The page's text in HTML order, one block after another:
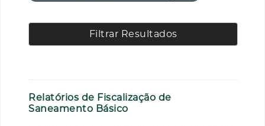
Filtrar Resultados
Relatórios de Fiscalização de
Saneamento Básico